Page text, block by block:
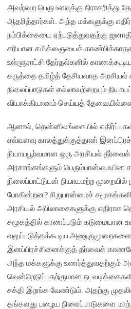
அவற்றை பெருமளவுக்கு நிராகரித்து
ஆதரித்தார்கள். அந்த மக்களுக்கு
நம்பிக்கையை ஏற்படுத்துவதற்கு
சரியான சமிக்ஞையைக்
உள்ளூராட்சி தேர்தல்களில்
கருத்தை தமிழ்த் தேசியவாத அரசியல்
நிலைப்பாடுகள் எல்லாவற்றையும்
வியாக்கியானம் செய்யத்
ஆனால், தென்னிலங்கையில்
எவ்வளவு காலத்துக்குத்தான்
நியாயபூர்வமான ஒரு அரசியல்
அரசாங்கங்களும் பெரும்பான்மையின
நிலைப்பாட்டுடன் நியாயமற்ற
போகின்றன? சிறுபான்மைச்
அரசியல் அபிலாசைகளுக்கு
சமூகத்தில் காணப்படும் கடுமையான
வலுப்படுத்தக்கூடிய
இனப்பிரச்சினைக்குத் தீர்வைக்
அந்த மக்களுக்கு உணர்த்துவதற்கும்
வென்றெடுப்பதற்குமான
சக்தி இறங்க வேண்டும். அதற்கு
தங்களது பழைய நிலைப்பாடுகளை